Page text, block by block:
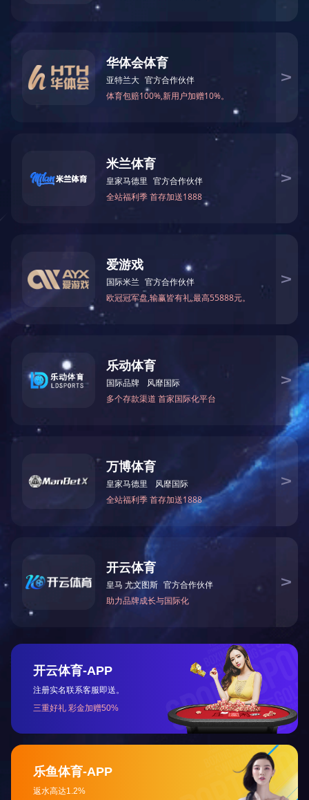
双伺服全液压高速角铁下料···
多功能角钢冲剪机
首页 上一页 1 2 3 下一页 尾页
关于我们 产品中心 技术研发
XINGKONG.COM-星空（
苏ICP备2022023812号
苏公网安备32020602002712号
咨询热线：400-900-6909 手机：13812058561 电话：400-900-6909 传真：